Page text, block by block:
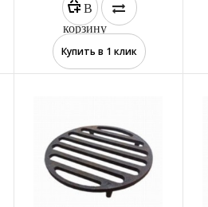
Дровокол универсальный
В
корзину
Купить в 1 клик